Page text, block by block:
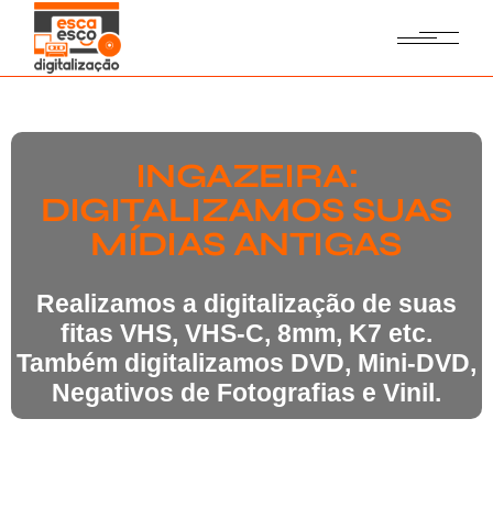
INGAZEIRA:
DIGITALIZAMOS SUAS
MÍDIAS ANTIGAS
Realizamos a digitalização de suas
fitas VHS, VHS-C, 8mm, K7 etc.
Também digitalizamos DVD, Mini-DVD,
Negativos de Fotografias e Vinil.